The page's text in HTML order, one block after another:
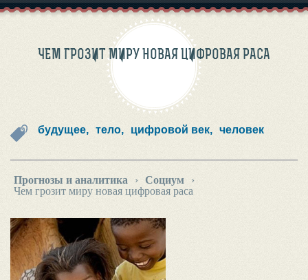
ЧЕМ ГРОЗИТ МИРУ НОВАЯ ЦИФРОВАЯ РАСА
будущее, тело, цифровой век, человек
Прогнозы и аналитика › Социум
›
Чем грозит миру новая цифровая раса